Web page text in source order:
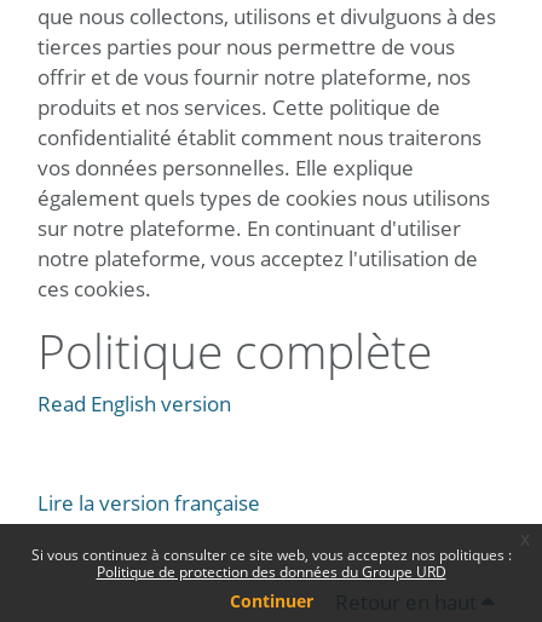
Si vous continuez à consulter ce site web, vous acceptez nos politiques :
Politique de protection des données du Groupe URD
Continuer
que nous collectons, utilisons et divulguons à des
tierces parties pour nous permettre de vous
offrir et de vous fournir notre plateforme, nos
produits et nos services. Cette politique de
confidentialité établit comment nous traiterons
vos données personnelles. Elle explique
également quels types de cookies nous utilisons
sur notre plateforme. En continuant d'utiliser
notre plateforme, vous acceptez l'utilisation de
ces cookies.
Politique complète
Read English version
Lire la version française